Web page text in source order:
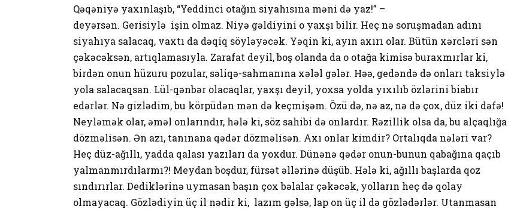
Qəqəniyə yaxınlaşıb, “Yeddinci otağın siyahısına məni də yaz!” –
deyərsən. Gerisiylə işin olmaz. Niyə gəldiyini o yaxşı bilir. Heç nə soruşmadan adını
siyahıya salacaq, vaxtı da dəqiq söyləyəcək. Yəqin ki, ayın axırı olar. Bütün xərcləri sən
çəkəcəksən, artıqlamasıyla. Zarafat deyil, boş olanda da o otağa kimisə buraxmırlar ki,
birdən onun hüzuru pozular, səliqə-sahmanına xələl gələr. Həə, gedəndə də onları taksiylə
yola salacaqsan. Lül-qənbər olacaqlar, yaxşı deyil, yoxsa yolda yıxılıb özlərini biabır
edərlər. Nə gizlədim, bu körpüdən mən də keçmişəm. Özü də, nə az, nə də çox, düz iki dəfə!
Neyləmək olar, əməl onlarındır, hələ ki, söz sahibi də onlardır. Rəzillik olsa da, bu alçaqlığa
dözməlisən. Ən azı, tanınana qədər dözməlisən. Axı onlar kimdir? Ortalıqda nələri var?
Heç düz-ağıllı, yadda qalası yazıları da yoxdur. Dünənə qədər onun-bunun qabağına qaçıb
yalmanmırdılarmı?! Meydan boşdur, fürsət əllərinə düşüb. Hələ ki, ağıllı başlarda qoz
sındırırlar. Dediklərinə uymasan başın çox bəlalar çəkəcək, yolların heç də qolay
olmayacaq. Gözlədiyin üç il nədir ki, lazım gəlsə, lap on üç il də gözlədərlər. Utanmasan